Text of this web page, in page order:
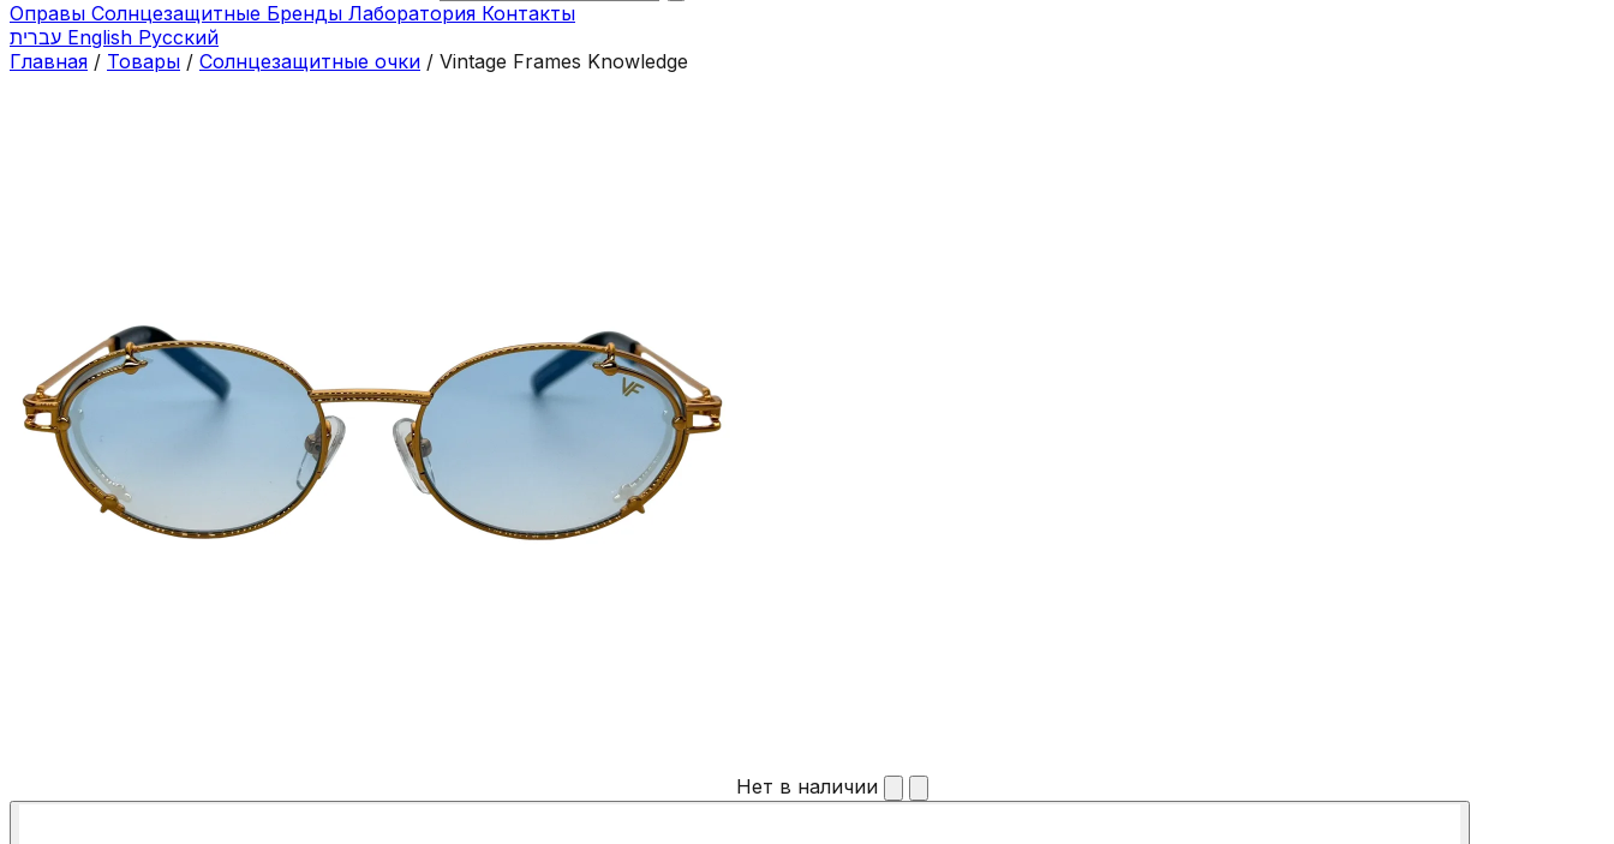
Оправы Солнцезащитные Бренды Лаборатория Контакты
English Русский
Главная / Товары / Солнцезащитные очки / Vintage Frames Knowledge
Нет в наличии